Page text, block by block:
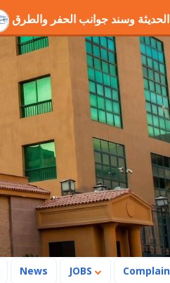
المواد الحديثة وسند جوانب
News JOBS